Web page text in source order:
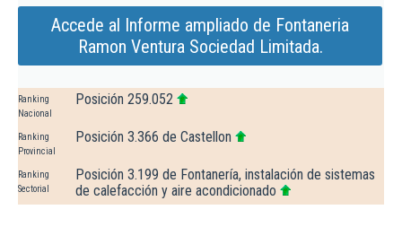
Accede al Informe ampliado de Fontaneria
Ramon Ventura Sociedad Limitada.
Ranking
Nacional
Posición 259.052
Ranking
Provincial
Posición 3.366 de Castellon
Ranking
Sectorial
Posición 3.199 de Fontanería, instalación de sistemas
de calefacción y aire acondicionado